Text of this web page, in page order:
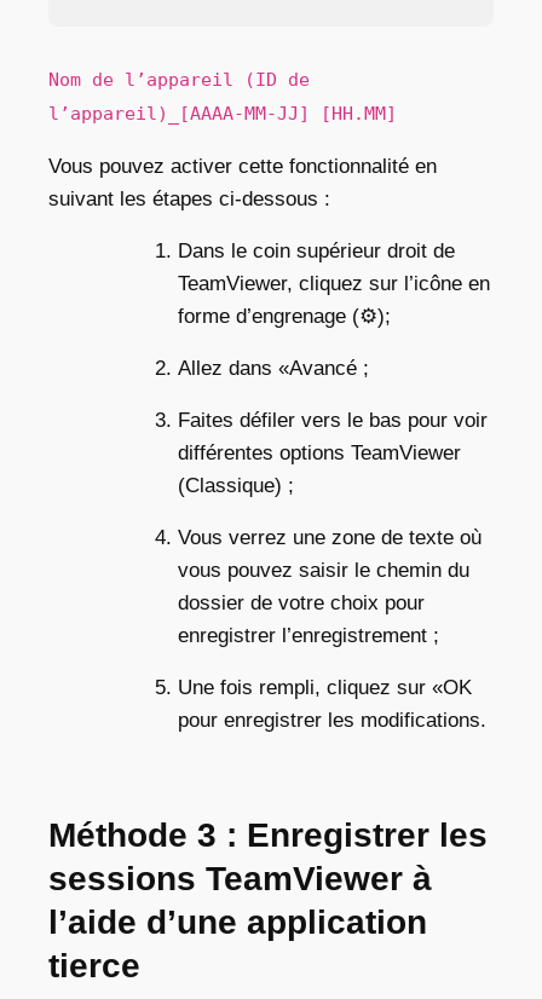
Nom de l’appareil (ID de
l’appareil)_[AAAA-MM-JJ] [HH.MM]
Vous pouvez activer cette fonctionnalité en
suivant les étapes ci-dessous :
Dans le coin supérieur droit de
TeamViewer, cliquez sur l’icône en
forme d’engrenage (⚙);
Allez dans «Avancé ;
Faites défiler vers le bas pour voir
différentes options TeamViewer
(Classique) ;
Vous verrez une zone de texte où
vous pouvez saisir le chemin du
dossier de votre choix pour
enregistrer l’enregistrement ;
Une fois rempli, cliquez sur «OK
pour enregistrer les modifications.
Méthode 3 : Enregistrer les
sessions TeamViewer à
l’aide d’une application
tierce